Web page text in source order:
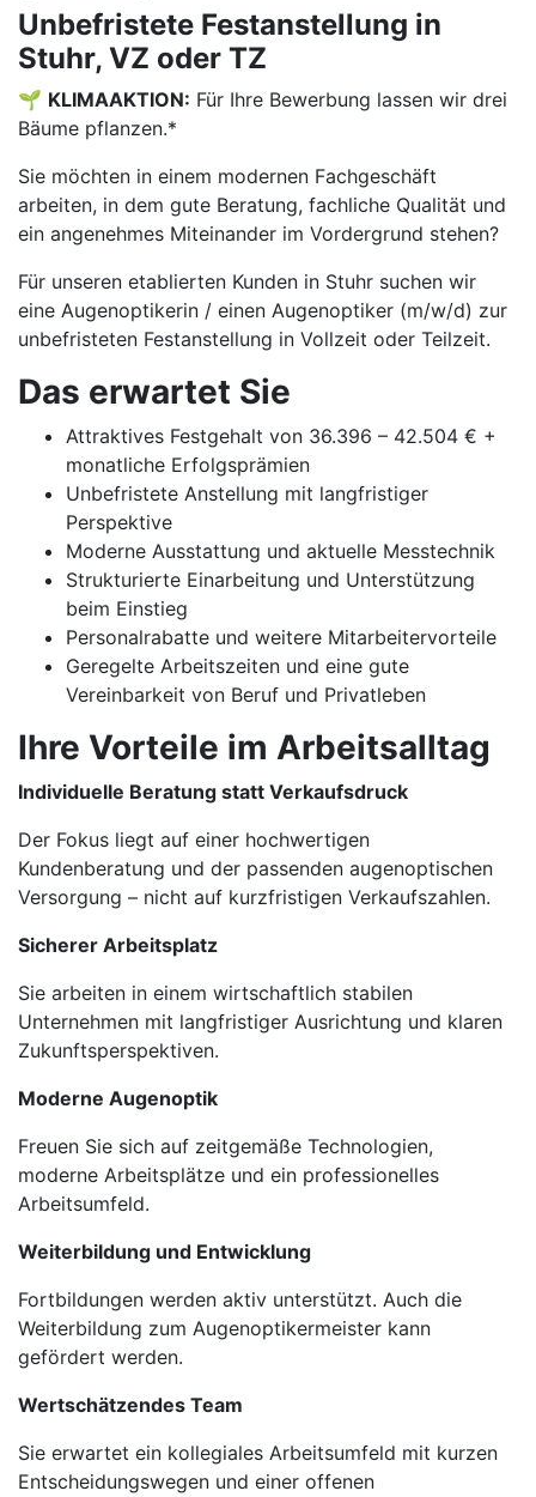
Unbefristete Festanstellung in
Stuhr, VZ oder TZ
🌱 KLIMAAKTION: Für Ihre Bewerbung lassen wir drei
Bäume pflanzen.*
Sie möchten in einem modernen Fachgeschäft
arbeiten, in dem gute Beratung, fachliche Qualität und
ein angenehmes Miteinander im Vordergrund stehen?
Für unseren etablierten Kunden in Stuhr suchen wir
eine Augenoptikerin / einen Augenoptiker (m/w/d) zur
unbefristeten Festanstellung in Vollzeit oder Teilzeit.
Das erwartet Sie
Attraktives Festgehalt von 36.396 – 42.504 € +
monatliche Erfolgsprämien
Unbefristete Anstellung mit langfristiger
Perspektive
Moderne Ausstattung und aktuelle Messtechnik
Strukturierte Einarbeitung und Unterstützung
beim Einstieg
Personalrabatte und weitere Mitarbeitervorteile
Geregelte Arbeitszeiten und eine gute
Vereinbarkeit von Beruf und Privatleben
Ihre Vorteile im Arbeitsalltag
Individuelle Beratung statt Verkaufsdruck
Der Fokus liegt auf einer hochwertigen
Kundenberatung und der passenden augenoptischen
Versorgung – nicht auf kurzfristigen Verkaufszahlen.
Sicherer Arbeitsplatz
Sie arbeiten in einem wirtschaftlich stabilen
Unternehmen mit langfristiger Ausrichtung und klaren
Zukunftsperspektiven.
Moderne Augenoptik
Freuen Sie sich auf zeitgemäße Technologien,
moderne Arbeitsplätze und ein professionelles
Arbeitsumfeld.
Weiterbildung und Entwicklung
Fortbildungen werden aktiv unterstützt. Auch die
Weiterbildung zum Augenoptikermeister kann
gefördert werden.
Wertschätzendes Team
Sie erwartet ein kollegiales Arbeitsumfeld mit kurzen
Entscheidungswegen und einer offenen